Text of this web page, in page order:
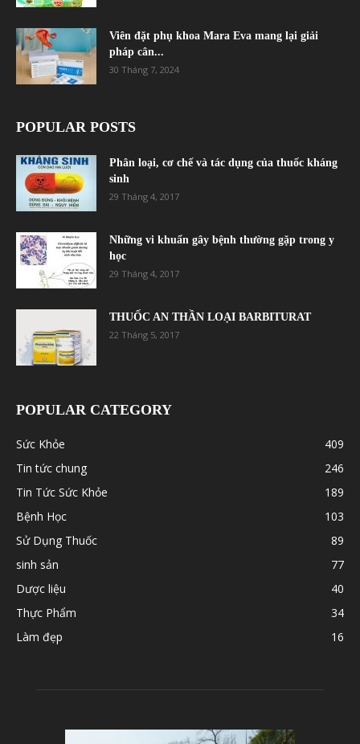
Viên đặt phụ khoa Mara Eva mang lại giải
pháp cân...
30 Tháng 7, 2024
POPULAR POSTS
Phân loại, cơ chế và tác dụng của thuốc kháng
sinh
29 Tháng 4, 2017
Những vi khuẩn gây bệnh thường gặp trong y
học
29 Tháng 4, 2017
THUỐC AN THẦN LOẠI BARBITURAT
22 Tháng 5, 2017
POPULAR CATEGORY
Sức Khỏe
409
Tin tức chung
246
Tin Tức Sức Khỏe
189
Bệnh Học
103
Sử Dụng Thuốc
89
sinh sản
77
Dược liệu
40
Thực Phẩm
34
Làm đẹp
16